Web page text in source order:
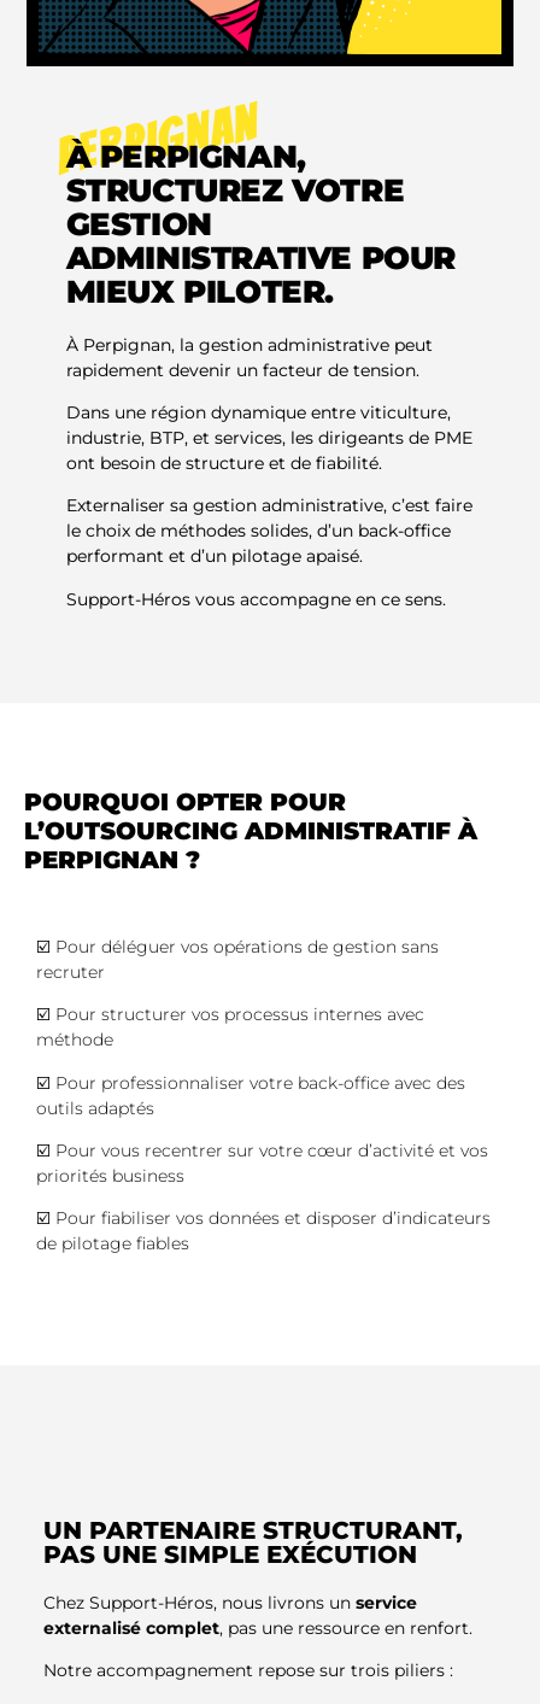
À PERPIGNAN,
STRUCTUREZ VOTRE
GESTION
ADMINISTRATIVE POUR
MIEUX PILOTER.
PERPIGNAN
À Perpignan, la gestion administrative peut
rapidement devenir un facteur de tension.
Dans une région dynamique entre viticulture,
industrie, BTP, et services, les dirigeants de PME
ont besoin de structure et de fiabilité.
Externaliser sa gestion administrative, c’est faire
le choix de méthodes solides, d’un back-office
performant et d’un pilotage apaisé.
Support-Héros vous accompagne en ce sens.
POURQUOI OPTER POUR
L’OUTSOURCING ADMINISTRATIF À
PERPIGNAN ?
☑️ Pour déléguer vos opérations de gestion sans
recruter
☑️ Pour structurer vos processus internes avec
méthode
☑️ Pour professionnaliser votre back-office avec des
outils adaptés
☑️ Pour vous recentrer sur votre cœur d’activité et vos
priorités business
☑️ Pour fiabiliser vos données et disposer d’indicateurs
de pilotage fiables
UN PARTENAIRE STRUCTURANT,
PAS UNE SIMPLE EXÉCUTION
Chez Support-Héros, nous livrons un service
externalisé complet, pas une ressource en renfort.
Notre accompagnement repose sur trois piliers :